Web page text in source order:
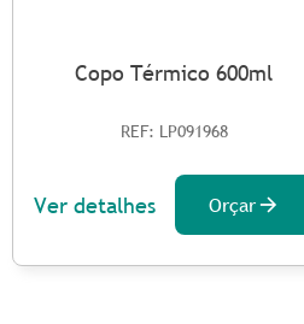
Copo Térmico 600ml
REF: LP091968
Ver detalhes Orçar